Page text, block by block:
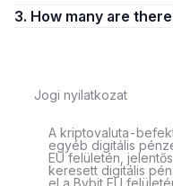
3. How many are
Jogi nyilatkozat
A kriptovaluta-
egyéb digitális
EU felületén,
keresett digitális
el a Bybit EU